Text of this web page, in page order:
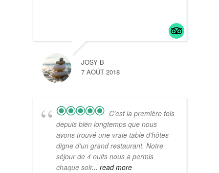
JOSY B
7 AOÛT 2018
C'est la première fois
depuis bien longtemps que nous
avons trouvé une vraie table d'hôtes
digne d'un grand restaurant. Notre
séjour de 4 nuits nous a permis
chaque soir... read more